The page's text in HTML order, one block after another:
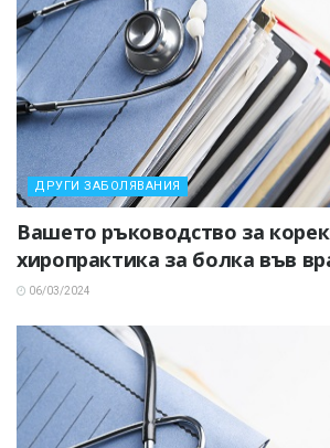
ДРУГИ ЗАБОЛЯВАНИЯ
Вашето ръководство за
хиропрактика за болка във
06/03/2024